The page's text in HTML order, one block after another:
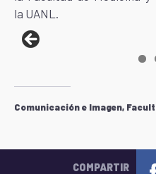
la UANL.
Comunicación e Imagen,
COMPARTIR